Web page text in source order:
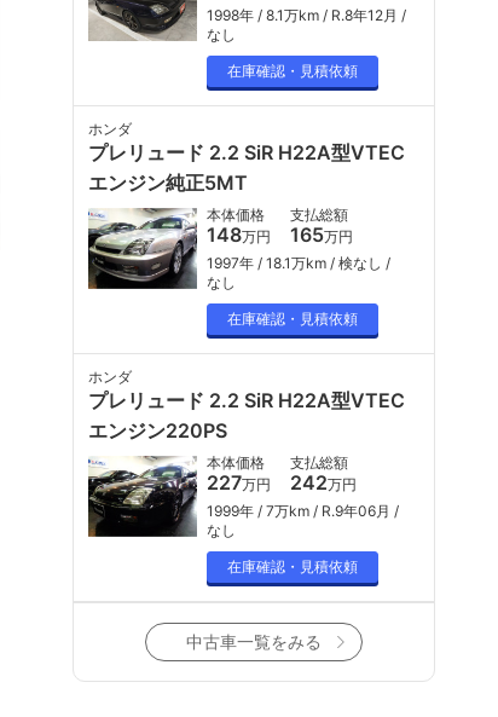
1998年
8.1万km
R.8年12月
なし
在庫確認・見積依頼
ホンダ
プレリュード 2.2 SiR H22A型VTEC
エンジン純正5MT
本体価格
148万円
支払総額
165万円
1997年
18.1万km
検なし
なし
在庫確認・見積依頼
ホンダ
プレリュード 2.2 SiR H22A型VTEC
エンジン220PS
本体価格
227万円
支払総額
242万円
1999年
7万km
R.9年06月
なし
在庫確認・見積依頼
中古車一覧をみる